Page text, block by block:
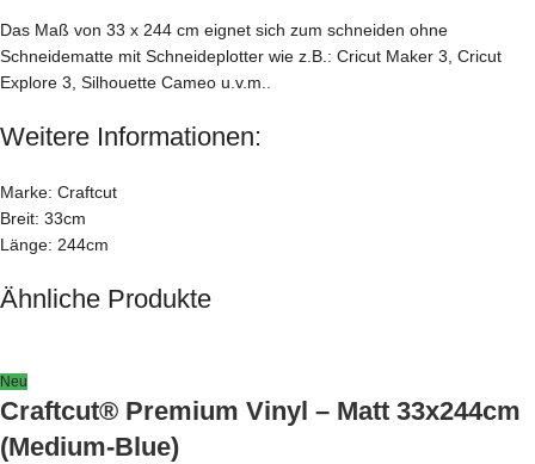
Das Maß von 33 x 244 cm eignet sich zum schneiden ohne
Schneidematte mit Schneideplotter wie z.B.: Cricut Maker 3, Cricut
Explore 3, Silhouette Cameo u.v.m..
Weitere Informationen:
Marke: Craftcut
Breit: 33cm
Länge: 244cm
Ähnliche Produkte
Neu
Craftcut® Premium Vinyl – Matt 33x244cm
(Medium-Blue)